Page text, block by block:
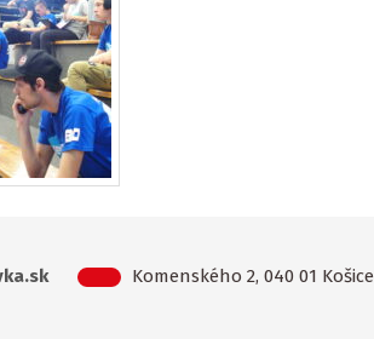
Komenského 2, 040 01 Košice